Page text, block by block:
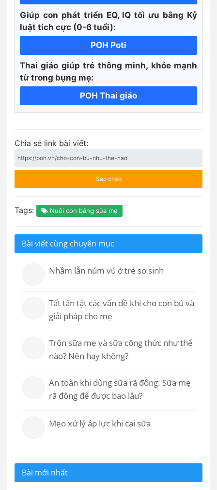
Giúp con phát triển EQ, IQ tối ưu bằng Kỷ
luật tích cực (0-6 tuổi):
POH Poti
Thai giáo giúp trẻ thông minh, khỏe mạnh
từ trong bụng mẹ:
POH Thai giáo
Chia sẻ link bài viết:
Sao chép
Tags: Nuôi con bằng sữa mẹ
Bài viết cùng chuyên mục
Nhầm lẫn núm vú ở trẻ sơ sinh
Tất tần tật các vấn đề khi cho con bú và
giải pháp cho mẹ
Trộn sữa mẹ và sữa công thức như thế
nào? Nên hay không?
An toàn khi dùng sữa rã đông: Sữa mẹ
rã đông để được bao lâu?
Mẹo xử lý áp lực khi cai sữa
Bài mới nhất